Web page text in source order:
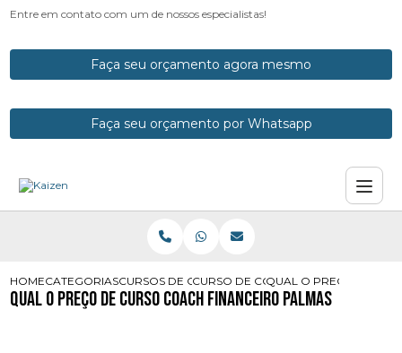
Entre em contato com um de nossos especialistas!
Faça seu orçamento agora mesmo
Faça seu orçamento por Whatsapp
HOMECATEGORIASCURSOS DE COACHCURSO DE COACH PARANA
QUAL O PRECO DE
Qual o Preço de Curso Coach Financeiro Palmas